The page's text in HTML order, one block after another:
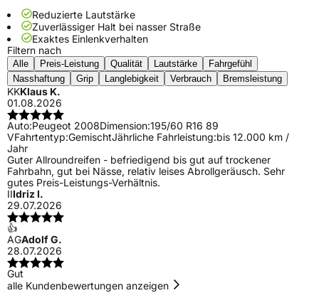
Reduzierte Lautstärke
Zuverlässiger Halt bei nasser Straße
Exaktes Einlenkverhalten
Filtern nach
Alle Preis-Leistung Qualität Lautstärke
Fahrgefühl
Nasshaftung
Grip Langlebigkeit Verbrauch Bremsleistung
KKKlaus K.
01.08.2026
Auto:Peugeot 2008Dimension:195/60 R16 89
VFahrtentyp:GemischtJährliche Fahrleistung:bis 12.000 km /
Jahr
Guter Allroundreifen - befriedigend bis gut auf trockener
Fahrbahn, gut bei Nässe, relativ leises Abrollgeräusch. Sehr
gutes Preis-Leistungs-Verhältnis.
IIIdriz I.
29.07.2026
👍
AGAdolf G.
28.07.2026
Gut
alle Kundenbewertungen anzeigen